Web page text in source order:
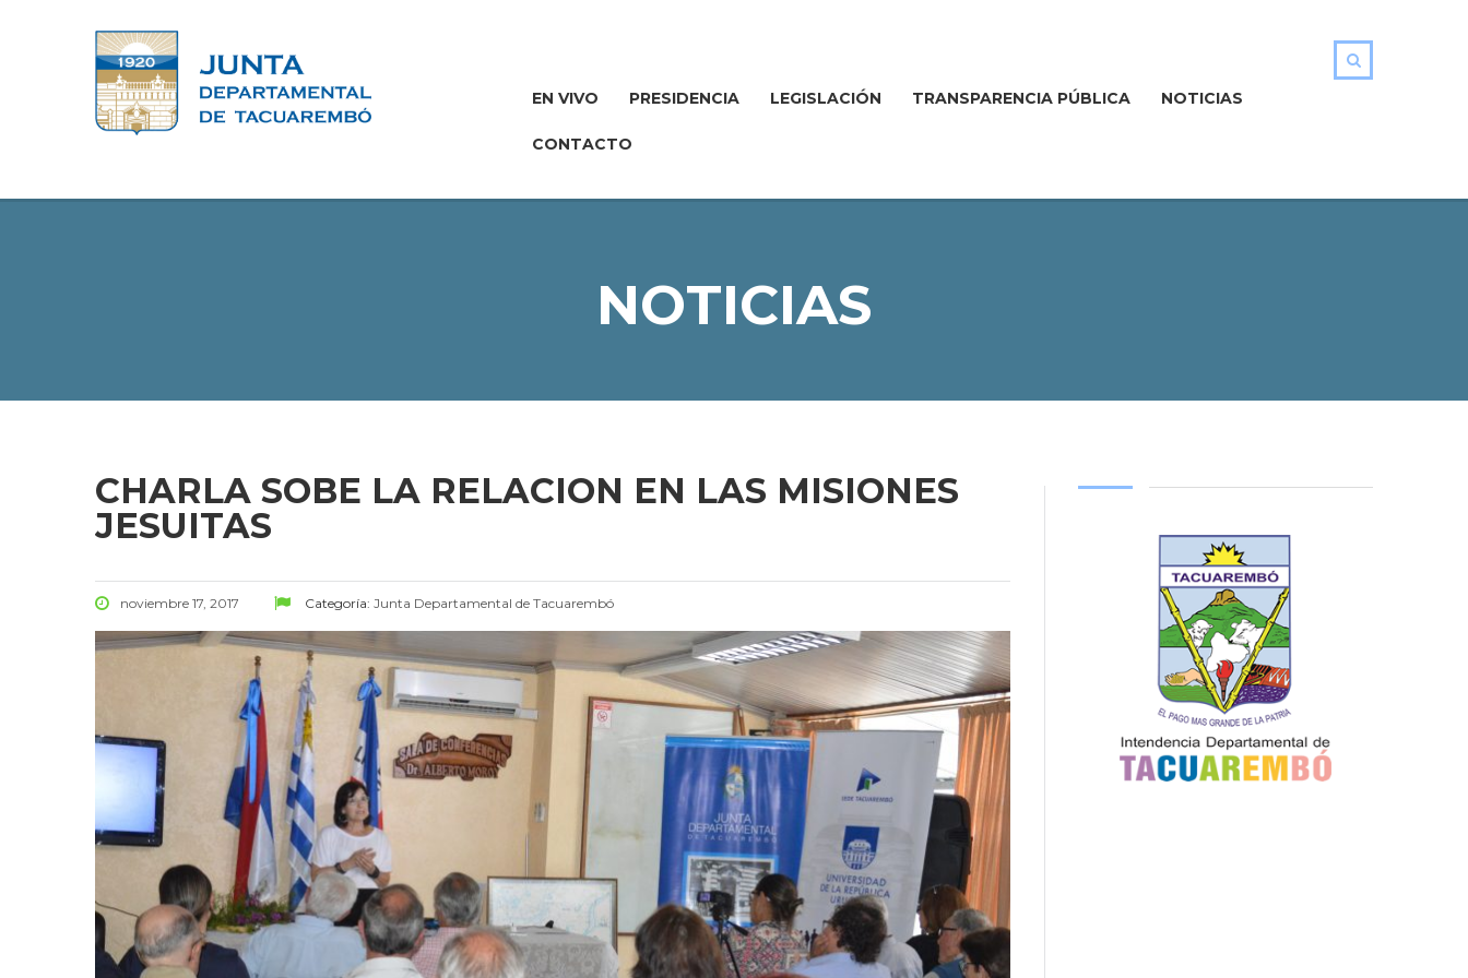
EN VIVO PRESIDENCIA LEGISLACIÓN TRANSPARENCIA PÚBLICA NOTICIAS
CONTACTO
NOTICIAS
CHARLA SOBE LA RELACION EN LAS MISIONES
JESUITAS
noviembre 17, 2017 Categoría: Junta Departamental de Tacuarembó